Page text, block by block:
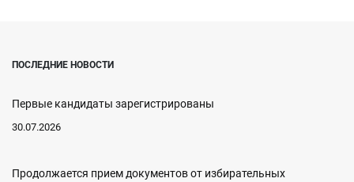
ПОСЛЕДНИЕ НОВОСТИ
Первые кандидаты зарегистрированы
30.07.2026
Продолжается прием документов от избирательных